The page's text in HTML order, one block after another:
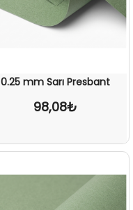
0.25 mm Sarı Presbant
98,08₺